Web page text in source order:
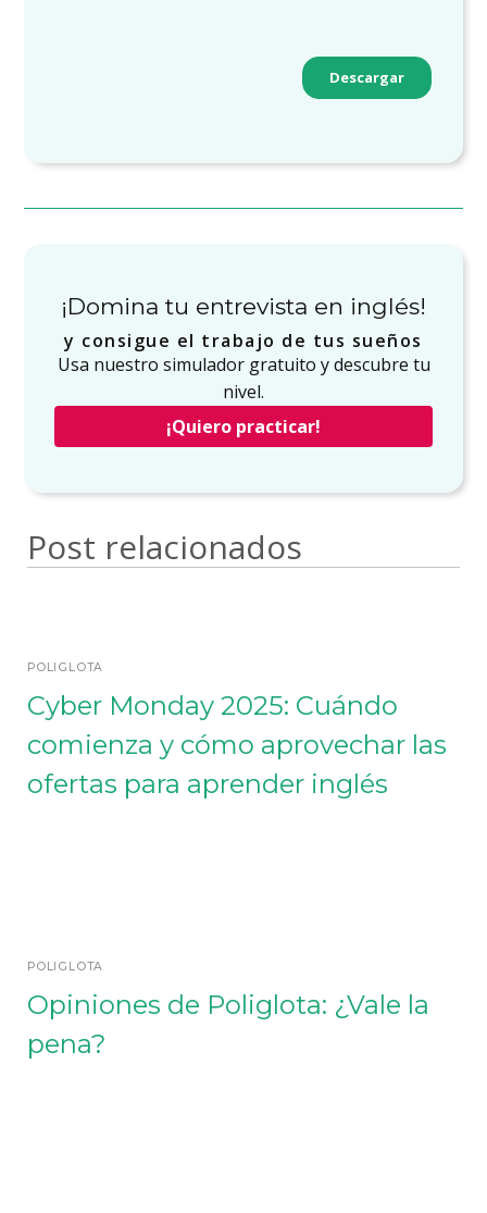
¡Domina tu entrevista en inglés!
y consigue el trabajo de tus sueños
Usa nuestro simulador gratuito y descubre tu
nivel.
¡Quiero practicar!
Post relacionados
POLIGLOTA
Cyber Monday 2025: Cuándo
comienza y cómo aprovechar las
ofertas para aprender inglés
POLIGLOTA
Opiniones de Poliglota: ¿Vale la
pena?